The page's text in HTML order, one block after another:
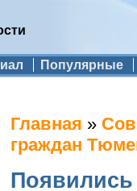
Популярные
Вы здесь
Главная »
граждан